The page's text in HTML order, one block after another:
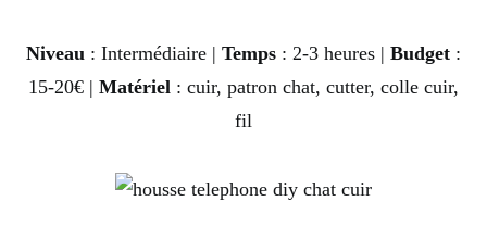
Niveau : Intermédiaire | Temps : 2-3 heures | Budget :
15-20€ | Matériel : cuir, patron chat, cutter, colle cuir,
fil